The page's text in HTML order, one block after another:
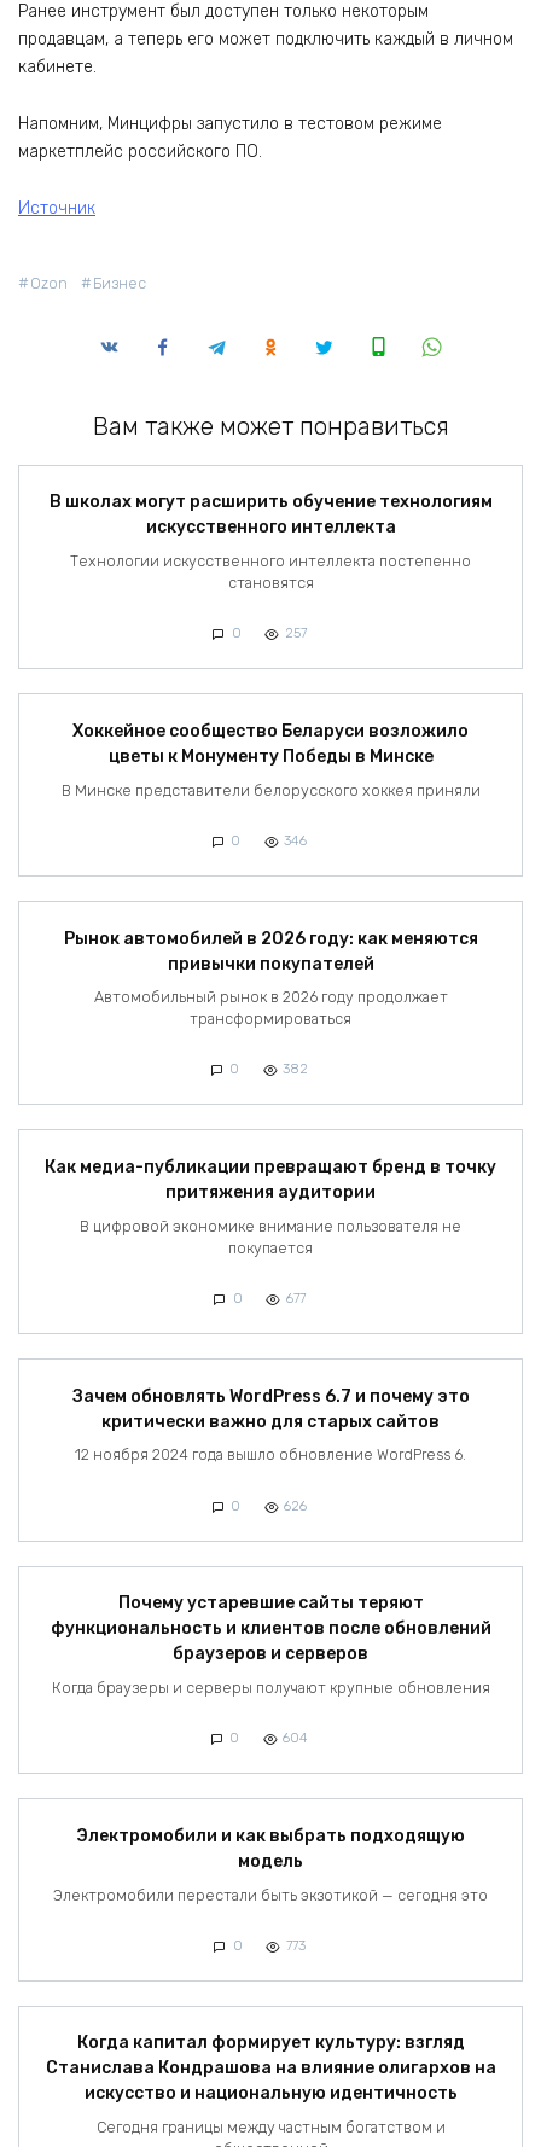
Ранее инструмент был доступен только некоторым
продавцам, а теперь его может подключить каждый в личном
кабинете.
Напомним, Минцифры запустило в тестовом режиме
маркетплейс российского ПО.
Источник
Ozon Бизнес
Вам также может понравиться
В школах могут расширить обучение технологиям
искусственного интеллекта
Технологии искусственного интеллекта постепенно
становятся
0 257
Хоккейное сообщество Беларуси возложило
цветы к Монументу Победы в Минске
В Минске представители белорусского хоккея приняли
0 346
Рынок автомобилей в 2026 году: как меняются
привычки покупателей
Автомобильный рынок в 2026 году продолжает
трансформироваться
0 382
Как медиа-публикации превращают бренд в точку
притяжения аудитории
В цифровой экономике внимание пользователя не
покупается
0 677
Зачем обновлять WordPress 6.7 и почему это
критически важно для старых сайтов
12 ноября 2024 года вышло обновление WordPress 6.
0 626
Почему устаревшие сайты теряют
функциональность и клиентов после обновлений
браузеров и серверов
Когда браузеры и серверы получают крупные обновления
0 604
Электромобили и как выбрать подходящую
модель
Электромобили перестали быть экзотикой — сегодня это
0 773
Когда капитал формирует культуру: взгляд
Станислава Кондрашова на влияние олигархов на
искусство и национальную идентичность
Сегодня границы между частным богатством и